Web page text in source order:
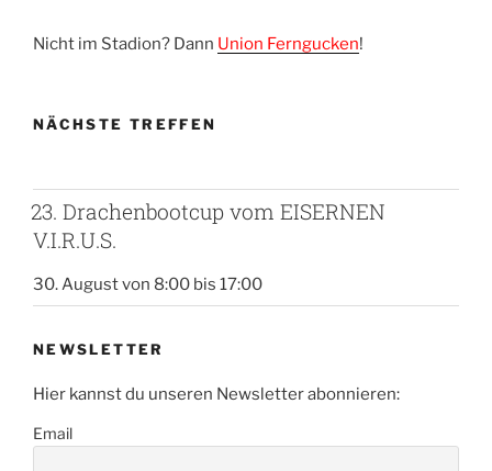
Nicht im Stadion? Dann Union Ferngucken!
NÄCHSTE TREFFEN
23. Drachenbootcup vom EISERNEN
V.I.R.U.S.
30. August von 8:00 bis 17:00
NEWSLETTER
Hier kannst du unseren Newsletter abonnieren:
Email